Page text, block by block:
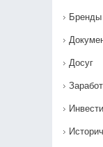
Бренды
Досуг